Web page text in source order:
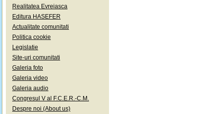
Realitatea Evreiasca
Editura HASEFER
Actualitate comunitati
Politica cookie
Legislatie
Site-uri comunitati
Galeria foto
Galeria video
Galeria audio
Congresul V al F.C.E.R.-C.M.
Despre noi (About us)